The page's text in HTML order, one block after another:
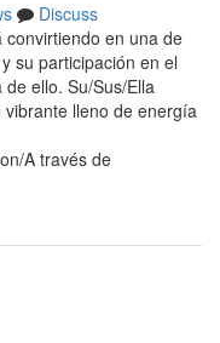
Discuss
convirtiendo en una de
su participación en el
ello. Su/Sus/Ella
lleno de energía
A través de